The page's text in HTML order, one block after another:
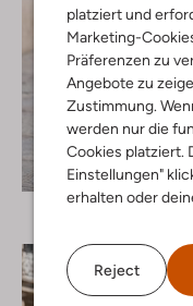
platziert und
Marketing-
Präferenzen zu
Angebote zu
Zustimmung.
werden nur die
Cookies platziert.
Einstellungen"
erhalten oder
Reject
Entdecke den